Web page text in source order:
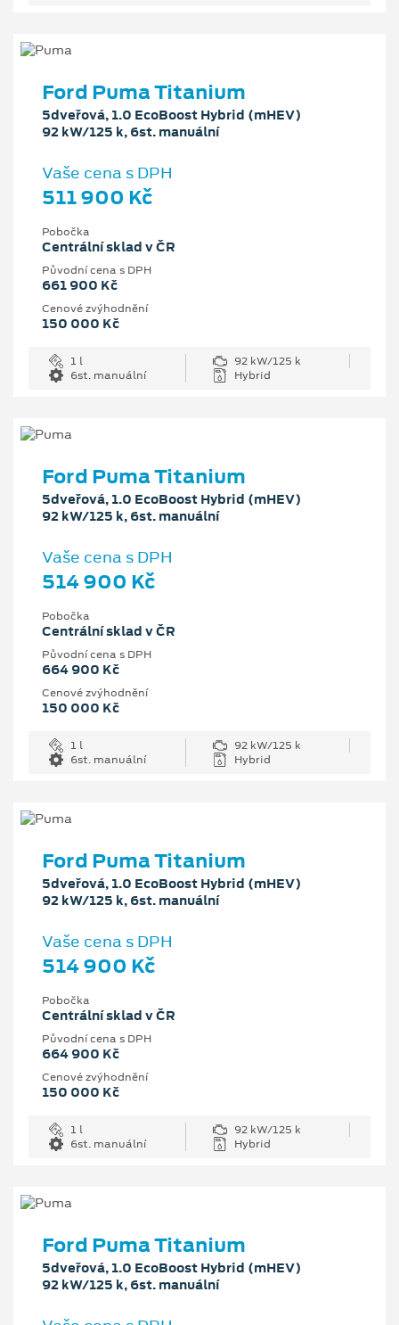
Ford Puma Titanium
5dveřová, 1.0 EcoBoost Hybrid (mHEV)
92 kW/125 k, 6st. manuální
Vaše cena s DPH
511 900 Kč
Pobočka
Centrální sklad v ČR
Původní cena s DPH
661 900 Kč
Cenové zvýhodnění
150 000 Kč
1 l
92 kW/125 k
6st. manuální
Hybrid
Ford Puma Titanium
5dveřová, 1.0 EcoBoost Hybrid (mHEV)
92 kW/125 k, 6st. manuální
Vaše cena s DPH
514 900 Kč
Pobočka
Centrální sklad v ČR
Původní cena s DPH
664 900 Kč
Cenové zvýhodnění
150 000 Kč
1 l
92 kW/125 k
6st. manuální
Hybrid
Ford Puma Titanium
5dveřová, 1.0 EcoBoost Hybrid (mHEV)
92 kW/125 k, 6st. manuální
Vaše cena s DPH
514 900 Kč
Pobočka
Centrální sklad v ČR
Původní cena s DPH
664 900 Kč
Cenové zvýhodnění
150 000 Kč
1 l
92 kW/125 k
6st. manuální
Hybrid
Ford Puma Titanium
5dveřová, 1.0 EcoBoost Hybrid (mHEV)
92 kW/125 k, 6st. manuální